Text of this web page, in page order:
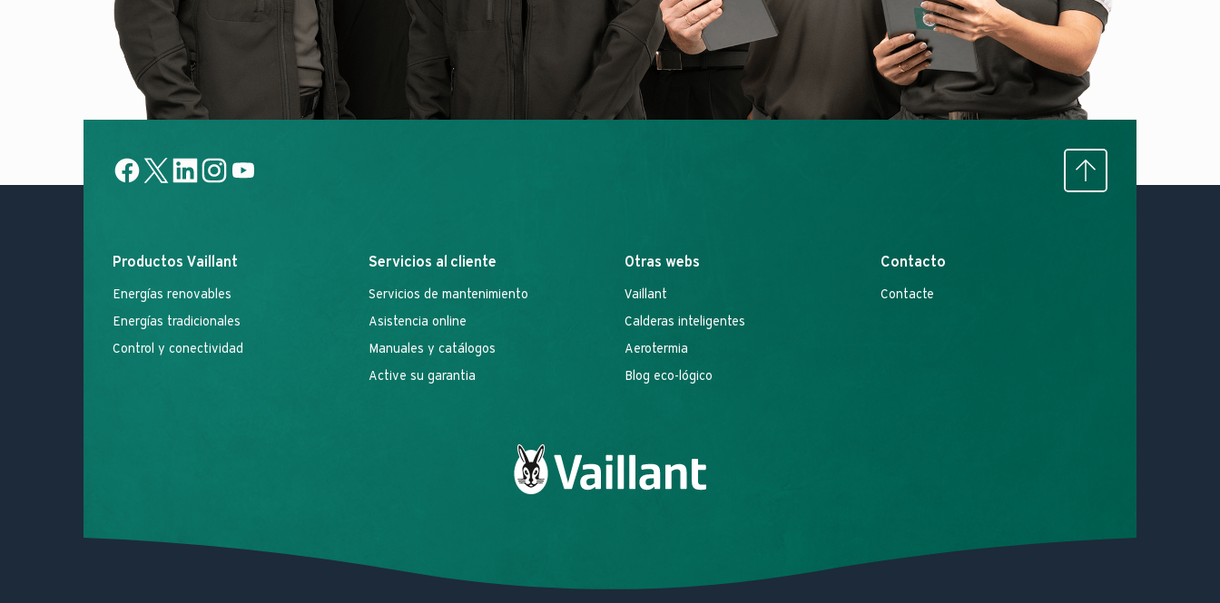
Subir
Productos Vaillant
Energías renovables
Energías tradicionales
Control y conectividad
Servicios al cliente
Servicios de mantenimiento
Asistencia online
Manuales y catálogos
Active su garantia
Otras webs
Vaillant
Calderas inteligentes
Aerotermia
Blog eco-lógico
Contacto
Contacte